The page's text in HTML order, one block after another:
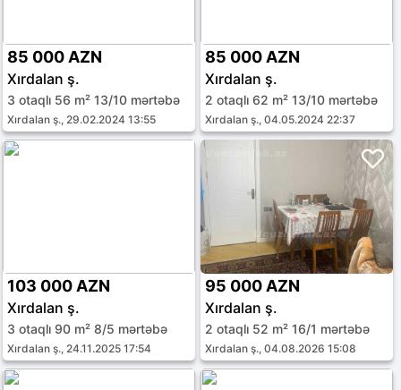
85 000 AZN
Xırdalan ş.
3 otaqlı 56 m² 13/10 mərtəbə
Xırdalan ş., 29.02.2024 13:55
85 000 AZN
Xırdalan ş.
2 otaqlı 62 m² 13/10 mərtəbə
Xırdalan ş., 04.05.2024 22:37
103 000 AZN
Xırdalan ş.
3 otaqlı 90 m² 8/5 mərtəbə
Xırdalan ş., 24.11.2025 17:54
95 000 AZN
Xırdalan ş.
2 otaqlı 52 m² 16/1 mərtəbə
Xırdalan ş., 04.08.2026 15:08